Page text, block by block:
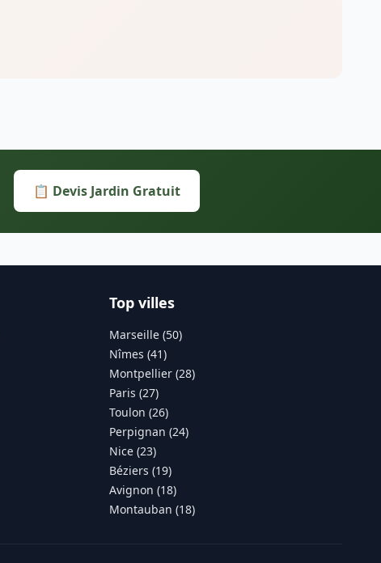
📋 Devis Jardin Gratuit
Top villes
Marseille (50)
Nîmes (41)
Montpellier (28)
Paris (27)
Toulon (26)
Perpignan (24)
Nice (23)
Béziers (19)
Avignon (18)
Montauban (18)